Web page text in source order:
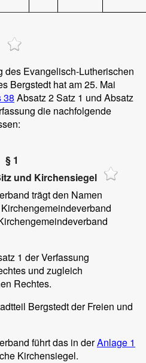
des Evangelisch-Lutherischen
Bergstedt hat am 25. Mai
38 Absatz 2 Satz 1 und Absatz
die nachfolgende
§ 1
und Kirchensiegel
trägt den Namen
1 der Verfassung
und zugleich
Rechtes.
Bergstedt der Freien und
führt das in derAnlage 1
Kirchensiegel.